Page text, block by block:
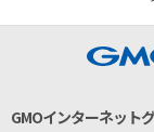
GMOインターネット